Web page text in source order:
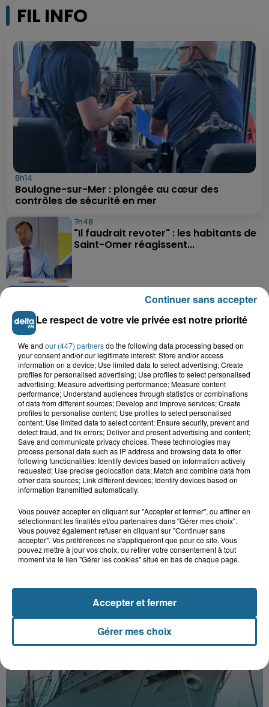
FIL INFO
8h14
Boulogne-sur-Mer : plongée au cœur des
contrôles de sécurité en mer
7h48
"Il faudrait revoter" : les habitants de
Saint-Omer réagissent...
5 août 2026
Delettes : un incendie dans un grenier,
deux hommes intoxiqués par...
5 août 2026
Boulogne-sur-Mer : un obus ramené
dans un camp de gens du voyage
5 août 2026
Berck : une fillette de 5 ans percutée
par une voiture
Le respect de votre vie privée est notre priorité
We and our (447) partnersdo the following data processing based on
your consent and/or our legitimate interest: Store and/or access
information on a device; Use limited data to select advertising; Create
profiles for personalised advertising; Use profiles to select personalised
advertising; Measure advertising performance; Measure content
performance; Understand audiences through statistics or combinations
of data from different sources; Develop and improve services; Create
profiles to personalise content; Use profiles to select personalised
content; Use limited data to select content; Ensure security, prevent and
detect fraud, and fix errors; Deliver and present advertising and content;
Save and communicate privacy choices. These technologies may
process personal data such as IP address and browsing data to offer
following functionalities: Identify devices based on information actively
requested; Use precise geolocation data; Match and combine data from
other data sources; Link different devices; Identify devices based on
information transmitted automatically.
Vous pouvez accepter en cliquant sur "Accepter et fermer", ou affiner en
sélectionnant les finalités et/ou partenaires dans "Gérer mes choix".
Vous pouvez également refuser en cliquant sur "Continuer sans
accepter". Vos préférences ne s'appliqueront que pour ce site. Vous
pouvez mettre à jour vos choix, ou retirer votre consentement à tout
moment via le lien "Gérer les cookies" situé en bas de chaque page.
Gérer mes choix
Accepter et fermer
Continuer sans accepter